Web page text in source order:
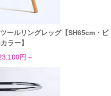
ールリングレッグ【SH65cm・ビ
ラー】
円～